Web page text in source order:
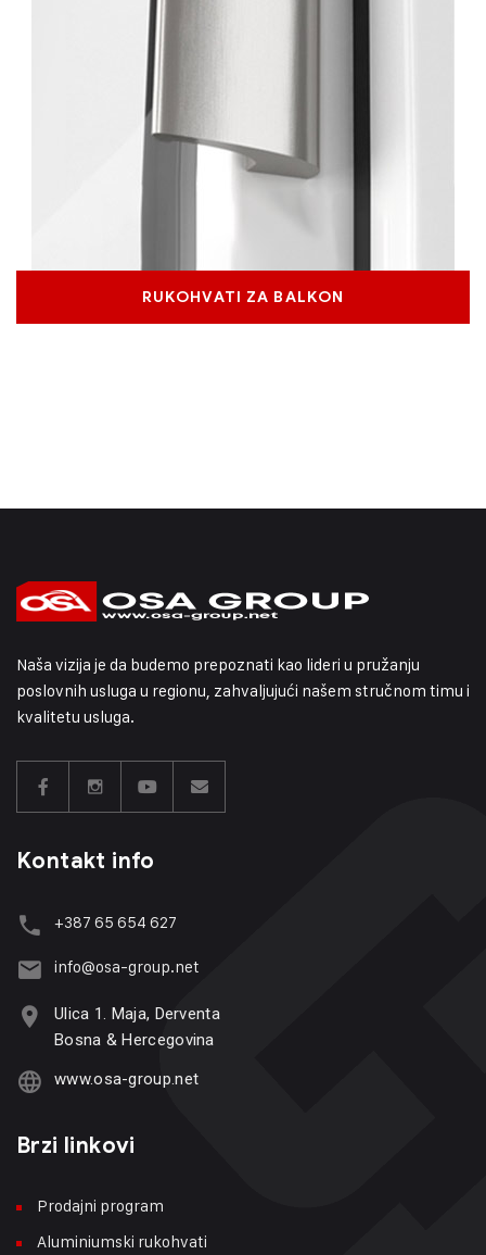
RUKOHVATI ZA BALKON
Naša vizija je da budemo prepoznati kao lideri u pružanju
poslovnih usluga u regionu, zahvaljujući našem stručnom timu i
kvalitetu usluga.
Kontakt info
+387 65 654 627
info@osa-group.net
Ulica 1. Maja, Derventa
Bosna & Hercegovina
www.osa-group.net
Brzi linkovi
Prodajni program
Aluminiumski rukohvati